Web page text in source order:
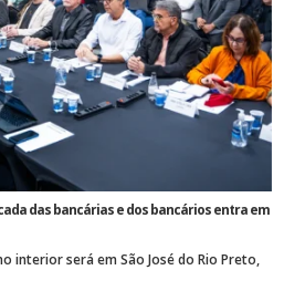
das bancárias e dos bancários entra em
interior será em São José do Rio Preto,